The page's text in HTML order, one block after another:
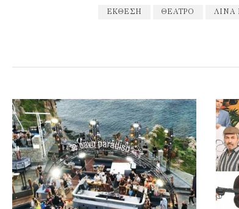
ΈΚΘΕΣΗ ΘΈΑΤΡΟ ΛΊΝΑ